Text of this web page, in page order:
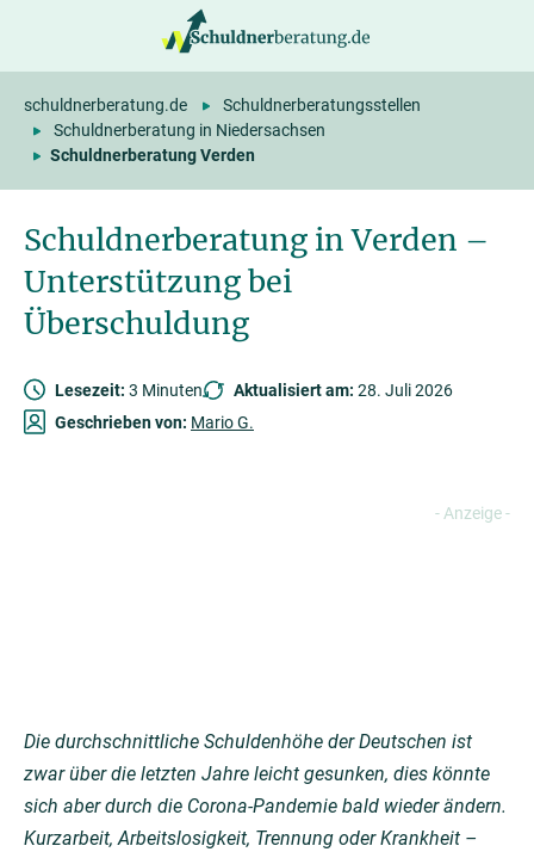
Schuldnerberatung in Verden –
Unterstützung bei
Überschuldung
schuldnerberatung.de
Schuldnerberatungsstellen
Schuldnerberatung in Niedersachsen
Schuldnerberatung Verden
Lesezeit: 3 Minuten Aktualisiert am: 28. Juli 2026
Geschrieben von: Mario G.
Die durchschnittliche Schuldenhöhe der Deutschen ist
zwar über die letzten Jahre leicht gesunken, dies könnte
sich aber durch die Corona-Pandemie bald wieder ändern.
Kurzarbeit, Arbeitslosigkeit, Trennung oder Krankheit –